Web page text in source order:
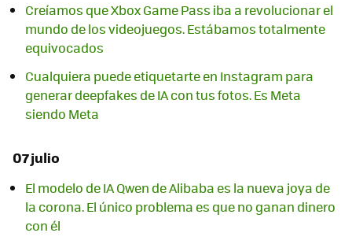
Creíamos que Xbox Game Pass iba a revolucionar el
mundo de los videojuegos. Estábamos totalmente
equivocados
Cualquiera puede etiquetarte en Instagram para
generar deepfakes de IA con tus fotos. Es Meta
siendo Meta
07 julio
El modelo de IA Qwen de Alibaba es la nueva joya de
la corona. El único problema es que no ganan dinero
con él